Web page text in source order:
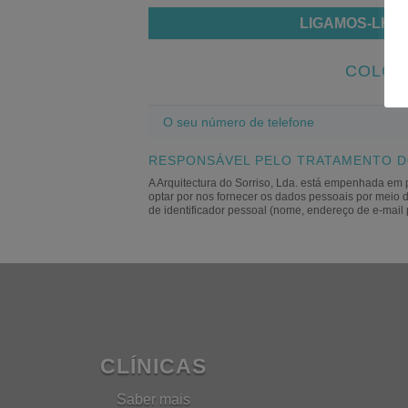
LIGAMOS-LHE
número
de
telefone
RESPONSÁVEL PELO TRATAMENTO
A Arquitectura do Sorriso, Lda. está empenhada
optar por nos fornecer os dados pessoais ​​por meio
de identificador pessoal (nome, endereço de e-mail
CLÍNICAS
Saber mais